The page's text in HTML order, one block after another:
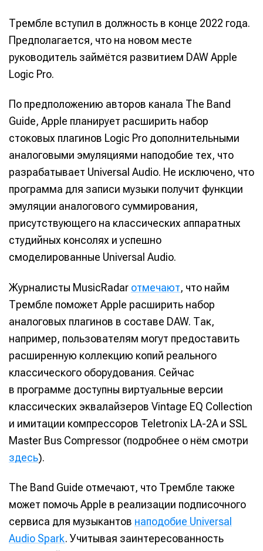
Трембле вступил в должность в конце 2022 года.
Предполагается, что на новом месте
руководитель займётся развитием DAW Apple
Logic Pro.
По предположению авторов канала The Band
Guide, Apple планирует расширить набор
стоковых плагинов Logic Pro дополнительными
аналоговыми эмуляциями наподобие тех, что
разрабатывает Universal Audio. Не исключено, что
программа для записи музыки получит функции
эмуляции аналогового суммирования,
присутствующего на классических аппаратных
студийных консолях и успешно
смоделированные Universal Audio.
Журналисты MusicRadar отмечают, что найм
Трембле поможет Apple расширить набор
аналоговых плагинов в составе DAW. Так,
например, пользователям могут предоставить
расширенную коллекцию копий реального
классического оборудования. Сейчас
в программе доступны виртуальные версии
классических эквалайзеров Vintage EQ Collection
и имитации компрессоров Teletronix LA-2A и SSL
Master Bus Compressor (подробнее о нём смотри
здесь).
The Band Guide отмечают, что Трембле также
может помочь Apple в реализации подписочного
сервиса для музыкантов наподобие Universal
Audio Spark. Учитывая заинтересованность